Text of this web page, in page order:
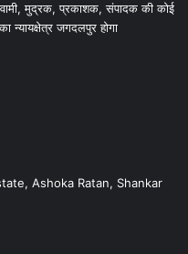
मुद्रक, प्रकाशक, संपादक की कोई
न्यायक्षेत्र जगदलपुर होगा
Ashoka Ratan, Shankar